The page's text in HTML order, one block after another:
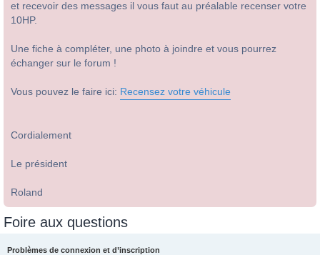
et recevoir des messages il vous faut au préalable recenser votre
10HP.
Une fiche à compléter, une photo à joindre et vous pourrez
échanger sur le forum !
Vous pouvez le faire ici: Recensez votre véhicule
Cordialement
Le président
Roland
Foire aux questions
Problèmes de connexion et d’inscription